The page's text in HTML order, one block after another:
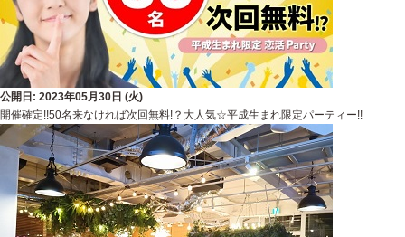
公開日: 2023年05月30日 (火)
開催確定!!50名来なければ次回無料!？大人気☆平成生まれ限定パーティー!!